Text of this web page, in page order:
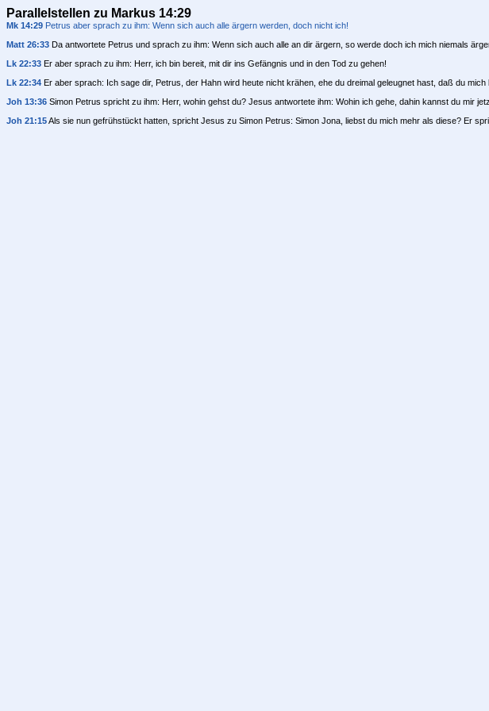
Parallelstellen zu Markus 14:29
Mk 14:29 Petrus aber sprach zu ihm: Wenn sich auch alle ärgern werden, doch nicht ich!
Matt 26:33 Da antwortete Petrus und sprach zu ihm: Wenn sich auch alle an dir ärgern, so werde doch ich mich niemals
Lk 22:33 Er aber sprach zu ihm: Herr, ich bin bereit, mit dir ins Gefängnis und in den Tod zu gehen!
Lk 22:34 Er aber sprach: Ich sage dir, Petrus, der Hahn wird heute nicht krähen, ehe du dreimal geleugnet hast, daß du mich
Joh 13:36 Simon Petrus spricht zu ihm: Herr, wohin gehst du? Jesus antwortete ihm: Wohin ich gehe, dahin kannst du mir
Joh 21:15Als sie nun gefrühstückt hatten, spricht Jesus zu Simon Petrus: Simon Jona, liebst du mich mehr als diese? Er